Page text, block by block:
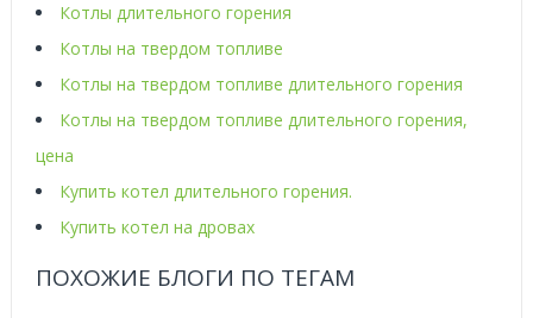
Котлы длительного горения
Котлы на твердом топливе
Котлы на твердом топливе длительного горения
Котлы на твердом топливе длительного горения,
цена
Купить котел длительного горения.
Купить котел на дровах
ПОХОЖИЕ БЛОГИ ПО ТЕГАМ